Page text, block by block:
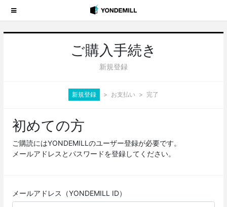
ご購入手続き
新規登録
新規登録 お支払い 完了
初めての方
ご購読にはYONDEMILLのユーザー登録が必要です。
メールアドレスとパスワードを登録してください。
メールアドレス（YONDEMILL ID）